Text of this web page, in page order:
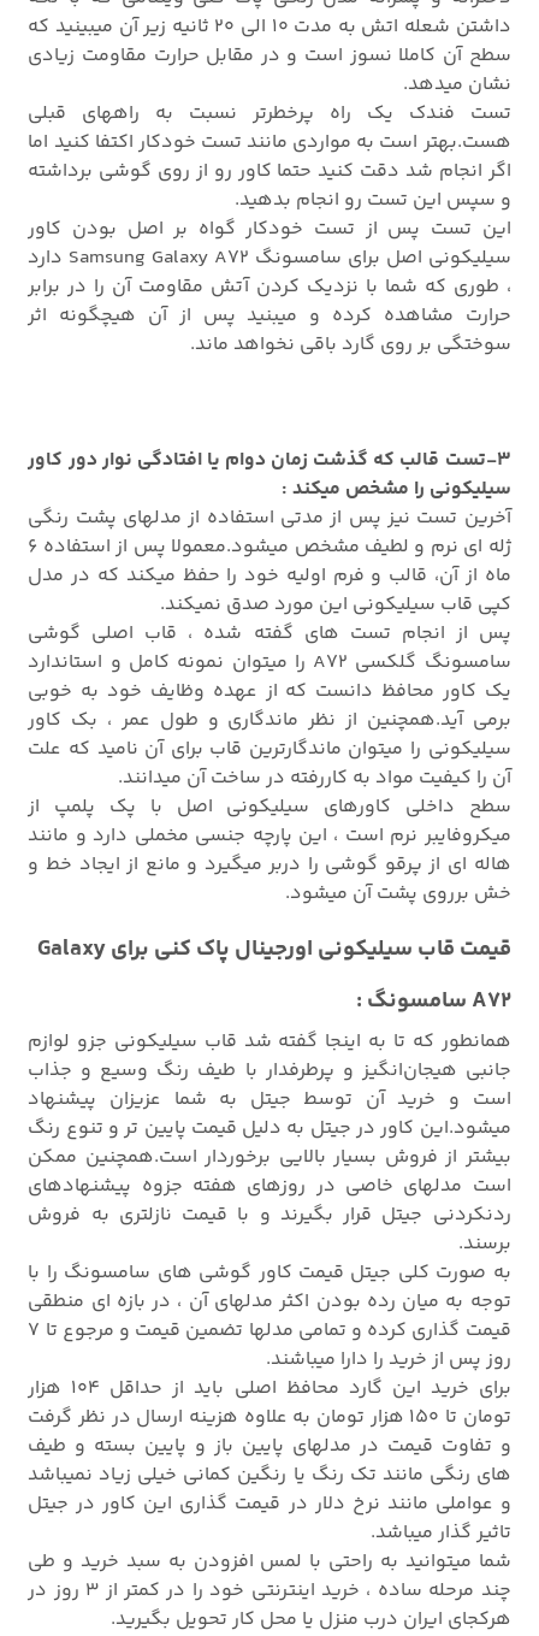
داشتن شعله اتش به مدت 10 الی 20 ثانیه زیر آن میبینید که
سطح آن کاملا نسوز است و در مقابل حرارت مقاومت زیادی
نشان میدهد.
تست فندک یک راه پرخطرتر نسبت به راههای قبلی
هست.بهتر است به مواردی مانند تست خودکار اکتفا کنید اما
اگر انجام شد دقت کنید حتما کاور رو از روی گوشی برداشته
و سپس این تست رو انجام بدهید.
این تست پس از تست خودکار گواه بر اصل بودن کاور
سیلیکونی اصل برای سامسونگ Samsung Galaxy A72 دارد
، طوری که شما با نزدیک کردن آتش مقاومت آن را در برابر
حرارت مشاهده کرده و میبنید پس از آن هیچگونه اثر
سوختگی بر روی گارد باقی نخواهد ماند.
3-تست قالب که گذشت زمان دوام یا افتادگی نوار دور کاور
سیلیکونی را مشخص میکند :
آخرین تست نیز پس از مدتی استفاده از مدلهای پشت رنگی
ژله ای نرم و لطیف مشخص میشود.معمولا پس از استفاده 6
ماه از آن، قالب و فرم اولیه خود را حفظ میکند که در مدل
کپی قاب سیلیکونی این مورد صدق نمیکند.
پس از انجام تست های گفته شده ، قاب اصلی گوشی
سامسونگ گلکسی A72 را میتوان نمونه کامل و استاندارد
یک کاور محافظ دانست که از عهده وظایف خود به خوبی
برمی آید.همچنین از نظر ماندگاری و طول عمر ، بک کاور
سیلیکونی را میتوان ماندگارترین قاب برای آن نامید که علت
آن را کیفیت مواد به کاررفته در ساخت آن میدانند.
سطح داخلی کاورهای سیلیکونی اصل با پک پلمپ از
میکروفایبر نرم است ، این پارچه جنسی مخملی دارد و مانند
هاله ای از پرقو گوشی را دربر میگیرد و مانع از ایجاد خط و
خش برروی پشت آن میشود.
قیمت قاب سیلیکونی اورجینال پاک کنی برای Galaxy
A72 سامسونگ :
همانطور که تا به اینجا گفته شد قاب سیلیکونی جزو لوازم
جانبی هیجان‌انگیز و پرطرفدار با طیف رنگ وسیع و جذاب
است و خرید آن توسط جیتل به شما عزیزان پیشنهاد
میشود.این کاور در جیتل به دلیل قیمت پایین تر و تنوع رنگ
بیشتر از فروش بسیار بالایی برخوردار است.همچنین ممکن
است مدلهای خاصی در روزهای هفته جزوه پیشنهادهای
ردنکردنی جیتل قرار بگیرند و با قیمت نازلتری به فروش
برسند.
به صورت کلی جیتل قیمت کاور گوشی های سامسونگ را با
توجه به میان رده بودن اکثر مدلهای آن ، در بازه ای منطقی
قیمت گذاری کرده و تمامی مدلها تضمین قیمت و مرجوع تا 7
روز پس از خرید را دارا میباشند.
برای خرید این گارد محافظ اصلی باید از حداقل 104 هزار
تومان تا 150 هزار تومان به علاوه هزینه ارسال در نظر گرفت
و تفاوت قیمت در مدلهای پایین باز و پایین بسته و طیف
های رنگی مانند تک رنگ یا رنگین کمانی خیلی زیاد نمیباشد
و عواملی مانند نرخ دلار در قیمت گذاری این کاور در جیتل
تاثیر گذار میباشد.
شما میتوانید به راحتی با لمس افزودن به سبد خرید و طی
چند مرحله ساده ، خرید اینترنتی خود را در کمتر از 3 روز در
هرکجای ایران درب منزل یا محل کار تحویل بگیرید.